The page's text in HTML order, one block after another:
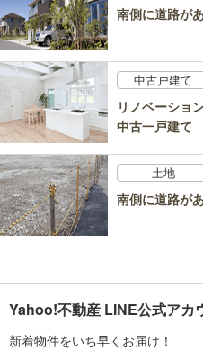
南側に道路が
中古戸建て
リノベーショ
中古一戸建て
土地
南側に道路が
Yahoo!不動産 LINE公式アカ
新着物件をいち早くお届け！